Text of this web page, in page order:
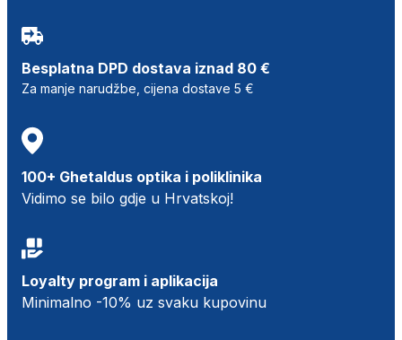
Besplatna DPD dostava iznad 80 €
Za manje narudžbe, cijena dostave 5 €
100+ Ghetaldus optika i poliklinika
Vidimo se bilo gdje u Hrvatskoj!
Loyalty program i aplikacija
Minimalno -10% uz svaku kupovinu